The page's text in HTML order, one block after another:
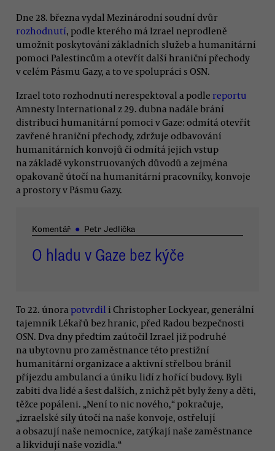
Dne 28. března vydal Mezinárodní soudní dvůr
rozhodnutí, podle kterého má Izrael neprodleně
umožnit poskytování základních služeb a humanitární
pomoci Palestincům a otevřít další hraniční přechody
v celém Pásmu Gazy, a to ve spolupráci s OSN.
Izrael toto rozhodnutí nerespektoval a podle reportu
Amnesty International z 29. dubna nadále brání
distribuci humanitární pomoci v Gaze: odmítá otevřít
zavřené hraniční přechody, zdržuje odbavování
humanitárních konvojů či odmítá jejich vstup
na základě vykonstruovaných důvodů a zejména
opakovaně útočí na humanitární pracovníky, konvoje
a prostory v Pásmu Gazy.
Komentář ● Petr Jedlička
O hladu v Gaze bez kýče
To 22. února potvrdil i Christopher Lockyear, generální
tajemník Lékařů bez hranic, před Radou bezpečnosti
OSN. Dva dny předtím zaútočil Izrael již podruhé
na ubytovnu pro zaměstnance této prestižní
humanitární organizace a aktivní střelbou bránil
příjezdu ambulancí a úniku lidí z hořící budovy. Byli
zabiti dva lidé a šest dalších, z nichž pět byly ženy a děti,
těžce popáleni. „Není to nic nového,“ pokračuje,
„izraelské síly útočí na naše konvoje, ostřelují
a obsazují naše nemocnice, zatýkají naše zaměstnance
a likvidují naše vozidla.“